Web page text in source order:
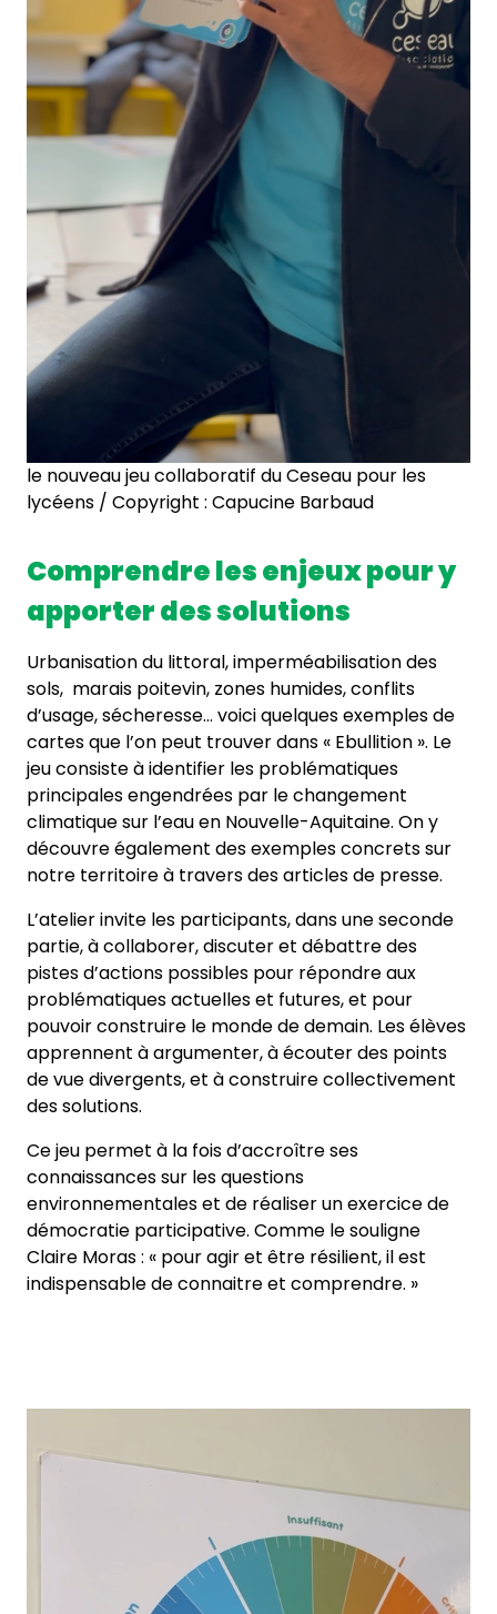
le nouveau jeu collaboratif du Ceseau pour les
lycéens / Copyright : Capucine Barbaud
Comprendre les enjeux pour y
apporter des solutions
Urbanisation du littoral, imperméabilisation des
sols, marais poitevin, zones humides, conflits
d’usage, sécheresse… voici quelques exemples de
cartes que l’on peut trouver dans « Ebullition ». Le
jeu consiste à identifier les problématiques
principales engendrées par le changement
climatique sur l’eau en Nouvelle-Aquitaine. On y
découvre également des exemples concrets sur
notre territoire à travers des articles de presse.
L’atelier invite les participants, dans une seconde
partie, à collaborer, discuter et débattre des
pistes d’actions possibles pour répondre aux
problématiques actuelles et futures, et pour
pouvoir construire le monde de demain. Les élèves
apprennent à argumenter, à écouter des points
de vue divergents, et à construire collectivement
des solutions.
Ce jeu permet à la fois d’accroître ses
connaissances sur les questions
environnementales et de réaliser un exercice de
démocratie participative. Comme le souligne
Claire Moras : « pour agir et être résilient, il est
indispensable de connaitre et comprendre. »